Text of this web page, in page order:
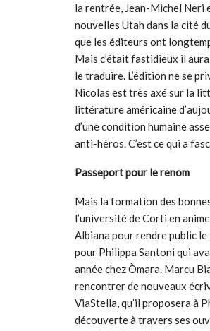
la rentrée, Jean-Michel Neri
nouvelles Utah dans la cité
que les éditeurs ont
Mais c’était fastidieux il
le traduire. L’édition ne se
Nicolas est très axé sur la
littérature américaine
d’une condition humaine
anti-héros. C’est ce qui a
Passeport pour le renom
Mais la formation des
l’université de Corti en
Albiana pour rendre public
pour Philippa Santoni qui
année chez Òmara. Marcu
rencontrer de nouveaux
ViaStella, qu’il proposera à
découverte à travers ses